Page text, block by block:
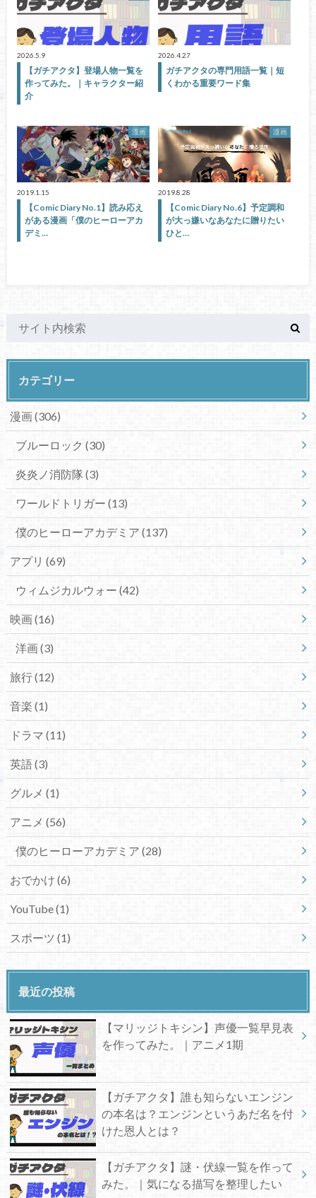
2026.5.9
【ガチアクタ】登場人物一覧を
作ってみた。｜キャラクター紹
介
2026.4.27
ガチアクタの専門用語一覧｜短
くわかる重要ワード集
漫画
2019.1.15
【Comic Diary No.1】読み応え
がある漫画「僕のヒーローアカ
デミ…
漫画
2019.8.28
【Comic Diary No.6】予定調和
が大っ嫌いなあなたに贈りたい
ひと…
カテゴリー
漫画(306)
ブルーロック (30)
炎炎ノ消防隊(3)
ワールドトリガー (13)
僕のヒーローアカデミア (137)
アプリ (69)
ウィムジカルウォー (42)
映画(16)
洋画(3)
旅行(12)
音楽 (1)
ドラマ (11)
英語(3)
グルメ (1)
アニメ (56)
僕のヒーローアカデミア (28)
おでかけ (6)
YouTube(1)
スポーツ (1)
最近の投稿
【マリッジトキシン】声優一覧早見表
を作ってみた。｜アニメ1期
【ガチアクタ】誰も知らないエンジン
の本名は？エンジンというあだ名を付
けた恩人とは？
【ガチアクタ】謎・伏線一覧を作って
みた。｜気になる描写を整理したい